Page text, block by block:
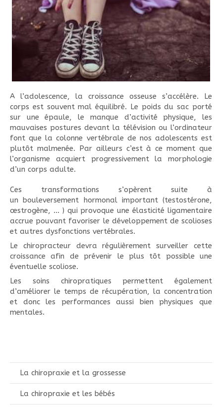
A l’adolescence, la croissance osseuse s’accélère. Le
corps est souvent mal équilibré. Le poids du sac porté
sur une épaule, le manque d’activité physique, les
mauvaises postures devant la télévision ou l’ordinateur
font que la colonne vertébrale de nos adolescents est
plutôt malmenée. Par ailleurs c’est à ce moment que
l’organisme acquiert progressivement la morphologie
d’un corps adulte.
Ces transformations s’opèrent suite à
un bouleversement hormonal important (testostérone,
œstrogène, ... ) qui provoque une élasticité ligamentaire
accrue pouvant favoriser le développement de scolioses
et autres dysfonctions vertébrales.
Le chiropracteur devra régulièrement surveiller cette
croissance afin de prévenir le plus tôt possible une
éventuelle scoliose.
Les soins chiropratiques permettent également
d’améliorer le temps de récupération, la concentration
et donc les performances aussi bien physiques que
mentales.
La chiropraxie et la grossesse
La chiropraxie et les bébés